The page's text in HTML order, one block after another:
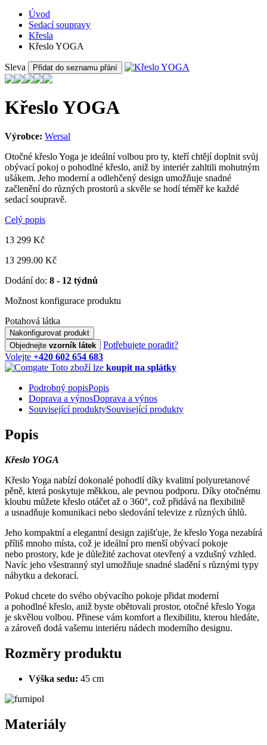
Úvod
Sedací soupravy
Křesla
Křeslo YOGA
Sleva Přidat do seznamu přání
Křeslo YOGA
Výrobce: Wersal
Otočné křeslo Yoga je ideální volbou pro ty, kteří chtějí doplnit svůj
obývací pokoj o pohodlné křeslo, aniž by interiér zahltili mohutným
ušákem. Jeho moderní a odlehčený design umožňuje snadné
začlenění do různých prostorů a skvěle se hodí téměř ke každé
sedací soupravě.
Celý popis
13 299 Kč
13 299.00 Kč
Dodání do: 8 - 12 týdnů
Možnost konfigurace produktu
Potahová látka
Nakonfigurovat produkt
Objednejte vzorník látek
Potřebujete poradit?
Volejte +420 602 654 683
Toto zboží lze koupit na splátky
Podrobný popisPopis
Doprava a výnosDoprava a výnos
Související produktySouvisející produkty
Popis
Křeslo YOGA
Křeslo Yoga nabízí dokonalé pohodlí díky kvalitní polyuretanové
pěně, která poskytuje měkkou, ale pevnou podporu. Díky otočnému
kloubu můžete křeslo otáčet až o 360°, což přidává na flexibilitě
a usnadňuje komunikaci nebo sledování televize z různých úhlů.
Jeho kompaktní a elegantní design zajišťuje, že křeslo Yoga nezabírá
příliš mnoho místa, což je ideální pro menší obývací pokoje
nebo prostory, kde je důležité zachovat otevřený a vzdušný vzhled.
Navíc jeho všestranný styl umožňuje snadné sladění s různými typy
nábytku a dekorací.
Pokud chcete do svého obývacího pokoje přidat moderní
a pohodlné křeslo, aniž byste obětovali prostor, otočné křeslo Yoga
je skvělou volbou. Přinese vám komfort a flexibilitu, kterou hledáte,
a zároveň dodá vašemu interiéru nádech moderního designu.
Rozměry produktu
Výška sedu: 45 cm
Materiály